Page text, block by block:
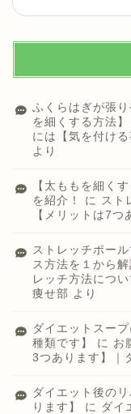
ふくらはぎが張
を細くする方法】
には【気を付け
より
【太ももを細く
を紹介！
に
スト
【メリットは7
ストレッチポー
ス方法を１から解
レッチ方法につ
痩せ部 より
ダイエットスー
種類です】
に お
3つあります】｜
ダイエット後の
ります】
に
ダイ